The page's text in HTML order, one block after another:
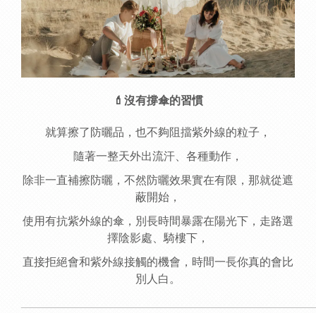
💄沒有撐傘的習慣
就算擦了防曬品，也不夠阻擋紫外線的粒子，
隨著一整天外出流汗、各種動作，
除非一直補擦防曬，不然防曬效果實在有限， 那就從遮
蔽開始，
使用有抗紫外線的傘，別長時間暴露在陽光下，走路選
擇陰影處、騎樓下，
直接拒絕會和紫外線接觸的機會，時間一長你真的會比
別人白。